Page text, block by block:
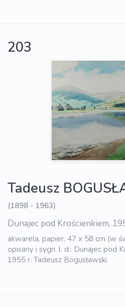
203
Tadeusz
(1898 - 1963)
Dunajec pod Krościenkiem,
akwarela, papier, 47 x 58 cm (w
opisany i sygn. l. d.: Dunajec pod
1955 r. Tadeusz Bogusławski